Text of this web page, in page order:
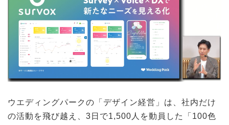
ウエディングパークの「デザイン経営」は、社内だけ
の活動を飛び越え、3日で1,500人を動員した「100色